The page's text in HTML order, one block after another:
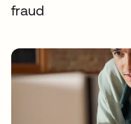
fraud